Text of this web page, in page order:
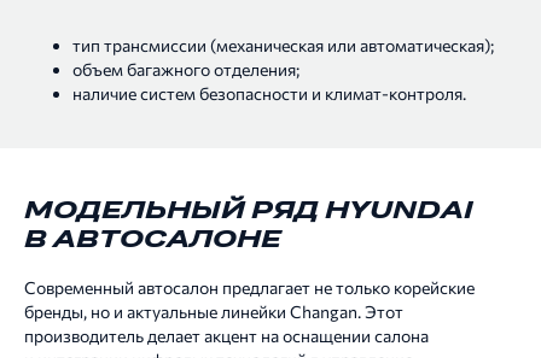
тип трансмиссии (механическая или автоматическая);
объем багажного отделения;
наличие систем безопасности и климат-контроля.
МОДЕЛЬНЫЙ РЯД HYUNDAI
В АВТОСАЛОНЕ
Современный автосалон предлагает не только корейские
бренды, но и актуальные линейки Changan. Этот
производитель делает акцент на оснащении салона